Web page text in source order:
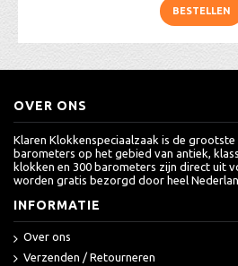
BESTELLEN
OVER ONS
Klaren Klokkenspeciaalzaak is de
barometers op het gebied van antiek,
klokken en 300 barometers zijn direct uit
worden gratis bezorgd door heel
INFORMATIE
Over ons
Verzenden / Retourneren